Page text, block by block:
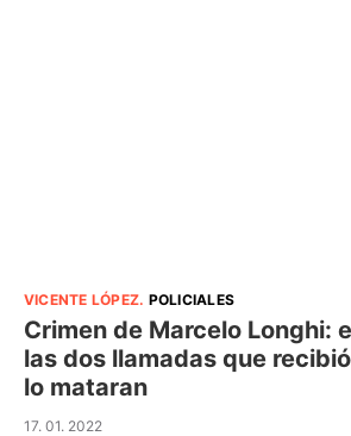
VICENTE LÓPEZ. POLICIALES
Crimen de Marcelo Longhi:
las dos llamadas que
lo mataran
17. 01. 2022